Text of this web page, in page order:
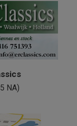
NA)